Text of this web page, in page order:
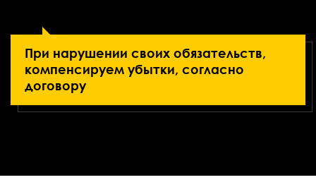
При нарушении своих обязательств,
компенсируем убытки, согласно
договору